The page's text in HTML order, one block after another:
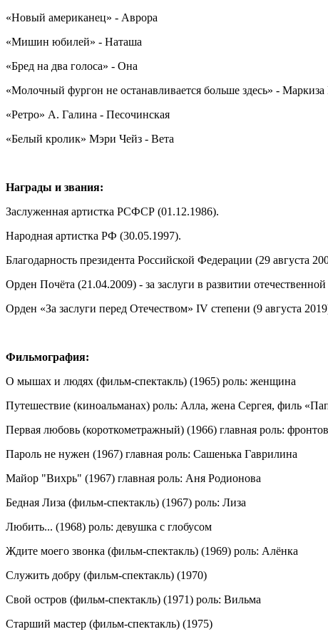
«Новый американец» - Аврора
«Мишин юбилей» - Наташа
«Бред на два голоса» - Она
«Молочный фургон не останавливается больше здесь» - Маркиза
«Ретро» А. Галина - Песочинская
«Белый кролик» Мэри Чейз - Вета
Награды и звания:
Заслуженная артистка РСФСР (01.12.1986).
Народная артистка РФ (30.05.1997).
Благодарность президента Российской Федерации (29 августа
Орден Почёта (21.04.2009) - за заслуги в развитии
Орден «За заслуги перед Отечеством» IV степени (9 августа
Фильмография:
О мышах и людях (фильм-спектакль) (1965) роль: женщина
Путешествие (киноальманах) роль: Алла, жена Сергея, филь
Первая любовь (короткометражный) (1966) главная роль:
Пароль не нужен (1967) главная роль: Сашенька Гаврилина
Майор "Вихрь" (1967) главная роль: Аня Родионова
Бедная Лиза (фильм-спектакль) (1967) роль: Лиза
Любить... (1968) роль: девушка с глобусом
Ждите моего звонка (фильм-спектакль) (1969) роль: Алёнка
Служить добру (фильм-спектакль) (1970)
Свой остров (фильм-спектакль) (1971) роль: Вильма
Старший мастер (фильм-спектакль) (1975)